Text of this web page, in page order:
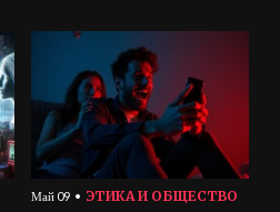
Май 09 ЭТИКА И ОБЩЕСТВО